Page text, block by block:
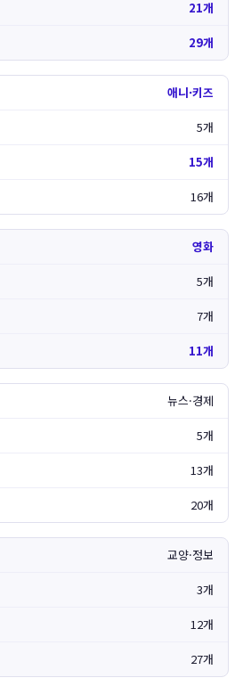
21개
29개
애니·키즈
5개
15개
16개
영화
5개
7개
11개
뉴스·경제
5개
13개
20개
교양·정보
3개
12개
27개